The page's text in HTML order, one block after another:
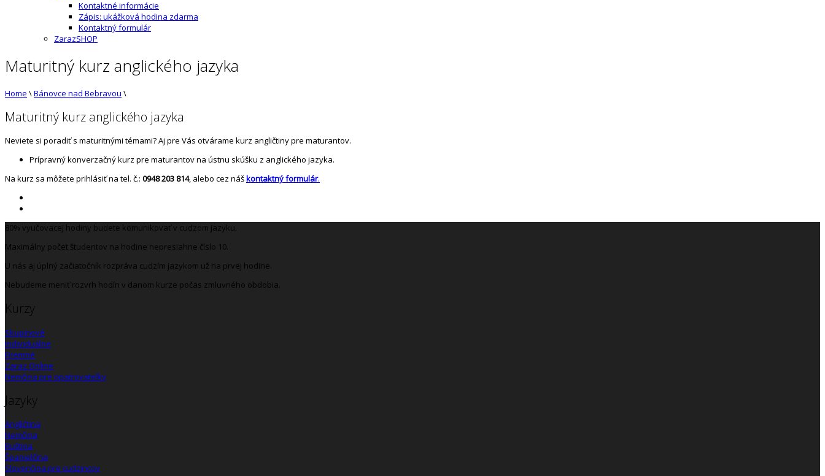
Kontaktné informácie
Zápis: ukážková hodina zdarma
Kontaktný formulár
ZarazSHOP
Maturitný kurz anglického jazyka
Home \Bánovce nad Bebravou \
Maturitný kurz anglického jazyka
Neviete si poradiť s maturitnými témami? Aj pre Vás otvárame kurz angličtiny pre maturantov.
Prípravný konverzačný kurz pre maturantov na ústnu skúšku z anglického jazyka.
Na kurz sa môžete prihlásiť na tel. č.: 0948 203 814, alebo cez náškontaktný formulár.
80% vyučovacej hodiny budete komunikovať v cudzom jazyku.
Maximálny počet študentov na hodine nepresiahne číslo 10.
U nás aj úplný začiatočník rozpráva cudzím jazykom už na prvej hodine.
Nebudeme meniť rozvrh hodín v danom kurze počas zmluvného obdobia.
Kurzy
Skupinové
Individuálne
Firemné
Zaraz Online
Nemčina pre opatrovateľky
Jazyky
Angličtina
Nemčina
Ruština
Španielčina
Slovenčina pre cudzincov